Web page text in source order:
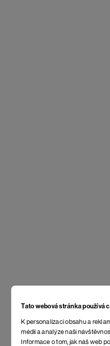
Tato webová stránka používá
K personalizaci obsahu a
médií a analýze naší
Informace o tom, jak náš web